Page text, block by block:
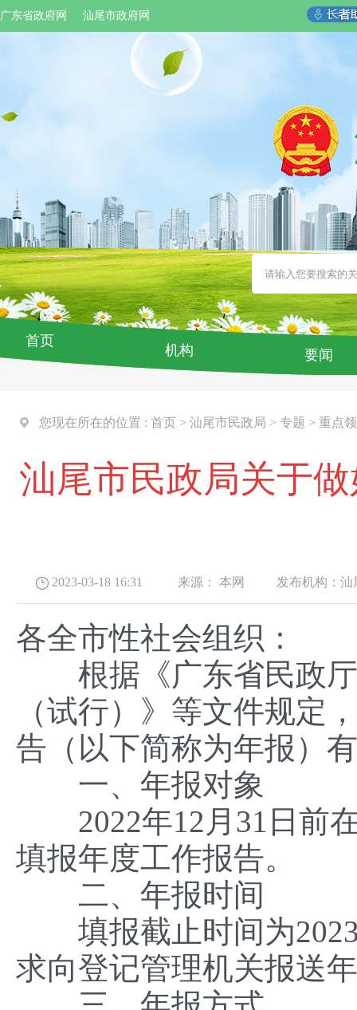
广东省政府网 汕尾市政府网
首页
机构 要闻
您现在所在的位置 : 首页 > 汕尾市民政局 > 专题 > 重点
汕尾市民政局关于
2023-03-18 16:31 来源： 本网 发布机构： 汕
各全市性社会组织：
根据《广东省民政厅
（试行）》等文件规定
告（以下简称为年报）
一、年报对象
2022年12月31日前在
填报年度工作报告。
二、年报时间
填报截止时间为2023
求向登记管理机关报送